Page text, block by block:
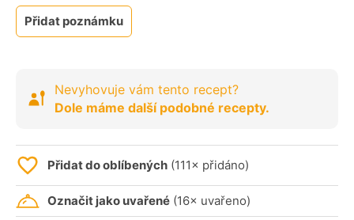
Přidat poznámku
Nevyhovuje vám tento recept?
Dole máme další podobné recepty.
Přidat do oblíbených (111× přidáno)
Označit jako uvařené (16× uvařeno)